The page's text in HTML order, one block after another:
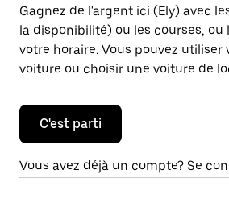
Gagnez de l'argent ici (Ely) avec
la disponibilité) ou les courses, ou
votre horaire. Vous pouvez utiliser
voiture ou choisir une voiture de
C'est parti
Vous avez déjà un compte? Se